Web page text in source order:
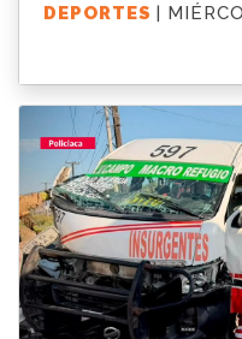
DEPORTES |